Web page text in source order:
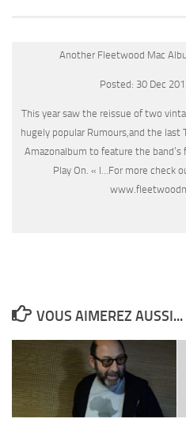
Another Fleetwood Mac
Posted: 30 Dec
This year saw the reissue of two
hugely popular Rumours,and the last
Amazonalbum to feature the band’s
Play On. « I…For more check
VOUS AIMEREZ AUSSI...